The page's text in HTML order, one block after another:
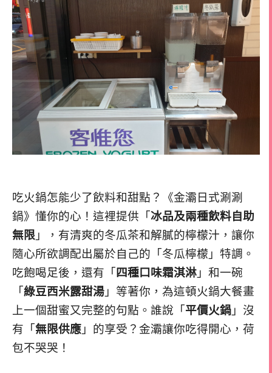
吃火鍋怎能少了飲料和甜點？《金灞日式涮涮
鍋》懂你的心！這裡提供「 冰品及兩種飲料自助
無限 」，有清爽的冬瓜茶和解膩的檸檬汁，讓你
隨心所欲調配出屬於自己的「冬瓜檸檬」特調。
吃飽喝足後，還有「 四種口味霜淇淋 」和一碗
「 綠豆西米露甜湯 」等著你，為這頓火鍋大餐畫
上一個甜蜜又完整的句點。誰說「 平價火鍋 」沒
有「 無限供應 」的享受？金灞讓你吃得開心，荷
包不哭哭！